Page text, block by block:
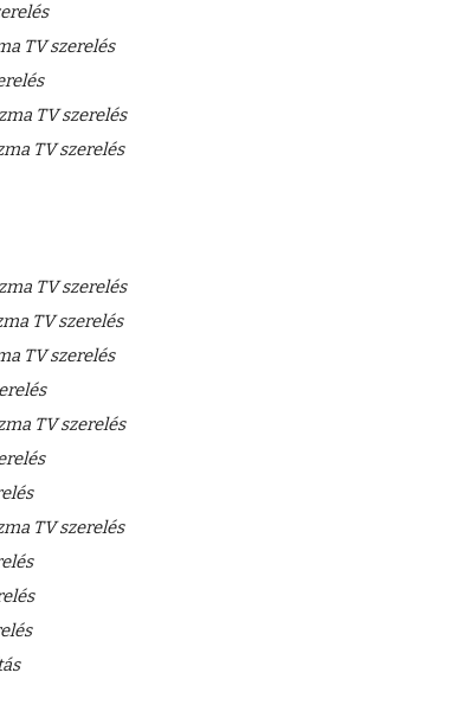
TV szerelés
TV szerelés
TV szerelés
TV szerelés
TV szerelés
TV szerelés
TV szerelés
TV szerelés